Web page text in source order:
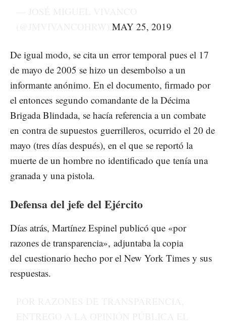
(@JMVIVANCOHRW)MAY 25, 2019
De igual modo, se cita un error temporal pues el 17
de mayo de 2005 se hizo un desembolso a un
informante anónimo. En el documento, firmado por
el entonces segundo comandante de la Décima
Brigada Blindada, se hacía referencia a un combate
en contra de supuestos guerrilleros, ocurrido el 20 de
mayo (tres días después), en el que se reportó la
muerte de un hombre no identificado que tenía una
granada y una pistola.
Defensa del jefe del Ejército
Días atrás, Martínez Espinel publicó que «por
razones de transparencia», adjuntaba la copia
del cuestionario hecho por el New York Times y sus
respuestas.